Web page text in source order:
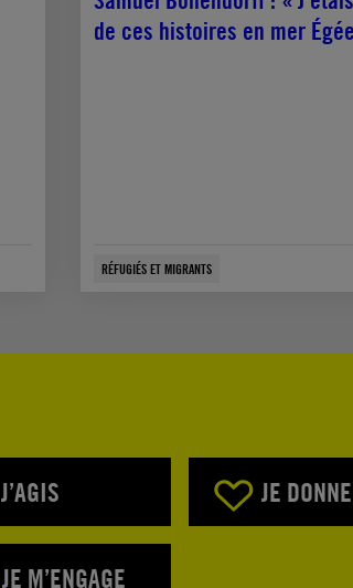
de ces histoires en mer
RÉFUGIÉS ET MIGRANTS
J’AGIS JE DONNE
JE M’ENGAGE